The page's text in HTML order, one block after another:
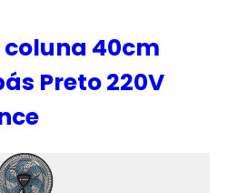
40cm
Preto 220V